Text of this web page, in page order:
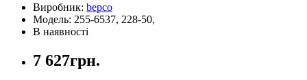
Виробник: bepco
Модель: 255-6537, 228-50,
В наявності
7 627грн.